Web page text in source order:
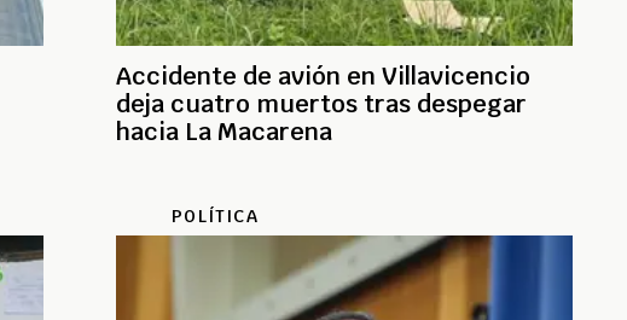
Accidente de avión en Villavicencio
deja cuatro muertos tras despegar
hacia La Macarena
POLÍTICA